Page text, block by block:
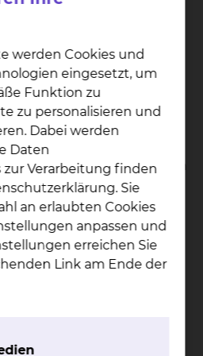
Herzkranzgefäße können
Aufnahmezeit
werden.
des gesamten
räumlicher Auflösung:
Aufnahme des
256 Detektorzeilen
räumlicher
werden. Hierfür werden
Bildschichten mit einer
0,6 mm erzeugt.
Bildnachbearbeitung
des Bilddatensatzes
Darstellung der
so dass die Gefäße in sehr
werden Cookies und
eingesetzt, um
Funktion zu
zu personalisieren und
Dabei werden
Daten
zur Verarbeitung finden
Sie
an erlaubten Cookies
anpassen und
erreichen Sie
Link am Ende der